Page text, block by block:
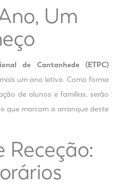
Um
de Cantanhede (ETPC)
um ano letivo. Como forma
de alunos e famílias, serão
que marcam o arranque deste
Receção: